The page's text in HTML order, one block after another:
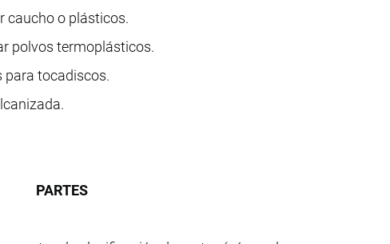
caucho o plásticos.
polvos termoplásticos.
para tocadiscos.
PARTES